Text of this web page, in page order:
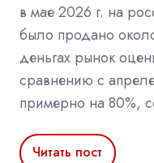
в мае 2026 г. на
было продано
деньгах рынок
сравнению с
примерно на 80%,
Читать пост